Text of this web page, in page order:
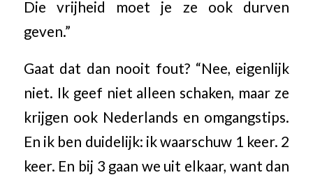
Die vrijheid moet je ze ook durven
geven.”
Gaat dat dan nooit fout? “Nee, eigenlijk
niet. Ik geef niet alleen schaken, maar ze
krijgen ook Nederlands en omgangstips.
En ik ben duidelijk: ik waarschuw 1 keer. 2
keer. En bij 3 gaan we uit elkaar, want dan